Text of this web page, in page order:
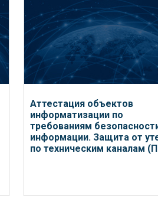
Аттестация объектов
информатизации по
требованиям
информации. Защита от
по техническим каналам